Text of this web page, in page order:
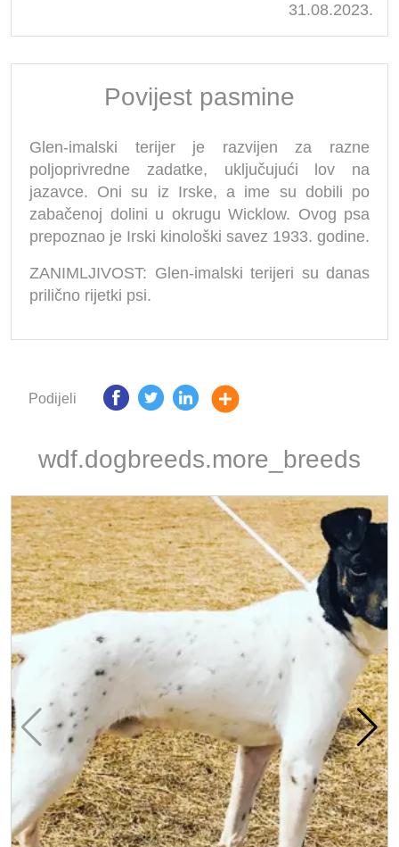
31.08.2023.
Povijest pasmine
Glen-imalski terijer je razvijen za razne
poljoprivredne zadatke, uključujući lov na
jazavce. Oni su iz Irske, a ime su dobili po
zabačenoj dolini u okrugu Wicklow. Ovog psa
prepoznao je Irski kinološki savez 1933. godine.
ZANIMLJIVOST: Glen-imalski terijeri su danas
prilično rijetki psi.
Podijeli
wdf.dogbreeds.more_breeds